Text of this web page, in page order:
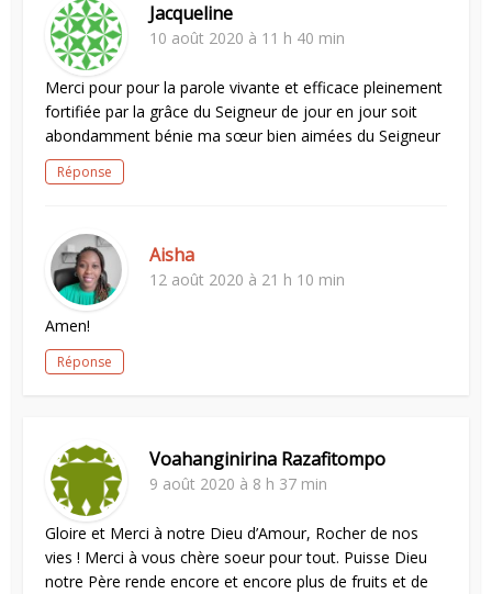
Jacqueline
10 août 2020 à 11 h 40 min
Merci pour pour la parole vivante et efficace pleinement
fortifiée par la grâce du Seigneur de jour en jour soit
abondamment bénie ma sœur bien aimées du Seigneur
Réponse
Aisha
12 août 2020 à 21 h 10 min
Amen!
Réponse
Voahanginirina Razafitompo
9 août 2020 à 8 h 37 min
Gloire et Merci à notre Dieu d’Amour, Rocher de nos
vies ! Merci à vous chère soeur pour tout. Puisse Dieu
notre Père rende encore et encore plus de fruits et de